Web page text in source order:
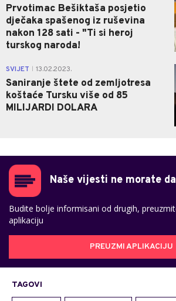
Prvotimac Bešiktaša posjetio
dječaka spašenog iz ruševina
nakon 128 sati - "Ti si heroj
turskog naroda!
SVIJET 13.02.2023.
Saniranje štete od zemljotresa
koštaće Tursku više od 85
MILIJARDI DOLARA
Naše vijesti ne morate
Budite bolje informisani od drugih,
aplikaciju
PREUZMI APLIKACIJU
TAGOVI